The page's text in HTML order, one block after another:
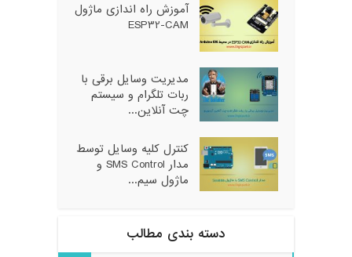
آموزش راه اندازی ماژول
ESP32-CAM
مدیریت وسایل برقی با
ربات تلگرام و سیستم
چت آنلاین...
کنترل کلیه وسایل توسط
مدار SMS Control و
ماژول سیم...
دسته بندی مطالب